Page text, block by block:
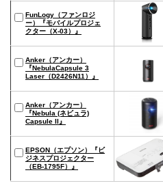
FunLogy（ファンロジ
ー）『モバイルプロジェ
クター（X-03）』
Anker（アンカー）
『NebulaCapsule 3
Laser（D2426N11）』
Anker（アンカー）
『Nebula (ネビュラ)
Capsule II』
EPSON（エプソン）『ビ
ジネスプロジェクター
（EB-1795F）』